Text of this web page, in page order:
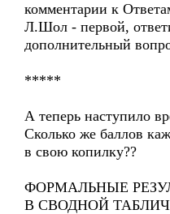
комментарии к
Л.Шол - первой,
дополнительный
*****
А теперь наступило
Сколько же баллов
в свою копилку??
ФОРМАЛЬНЫЕ
В СВОДНОЙ